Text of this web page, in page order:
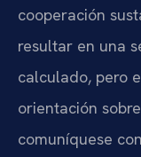
cooperación
resultar en una
calculado, pero
orientación
comuníquese